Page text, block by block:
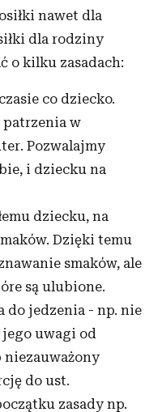
nawet dla
dla rodziny
o kilku zasadach:
co dziecko.
patrzenia w
Pozwalajmy
i dziecku na
dziecku, na
Dzięki temu
smaków, ale
są ulubione.
do jedzenia - np. nie
uwagi od
niezauważony
do ust.
zasady np.